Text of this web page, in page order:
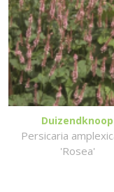
Duizendknoop
Persicaria
'Rosea'